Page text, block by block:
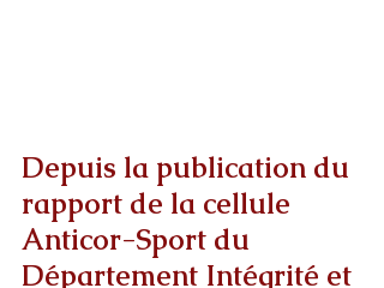
Depuis la publication du
rapport de la cellule
Anticor-Sport du
Département Intégrité et